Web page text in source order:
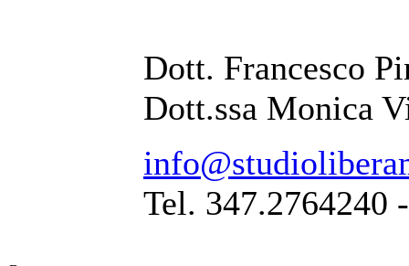
Dott. Francesco
Dott.ssa Monica
Tel. 347.2764240